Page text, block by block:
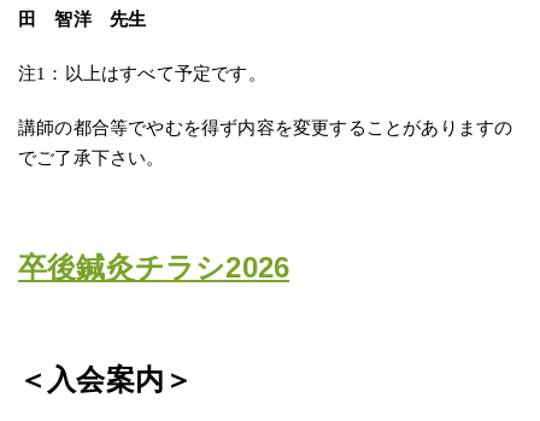
田 智洋 先生
注1：以上はすべて予定です。
講師の都合等でやむを得ず内容を変更することがありますの
でご了承下さい。
卒後鍼灸チラシ2026
＜入会案内＞